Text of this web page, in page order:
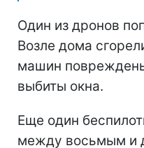
Один из дронов
Возле дома
машин
выбиты окна.
Еще один
между восьмым и